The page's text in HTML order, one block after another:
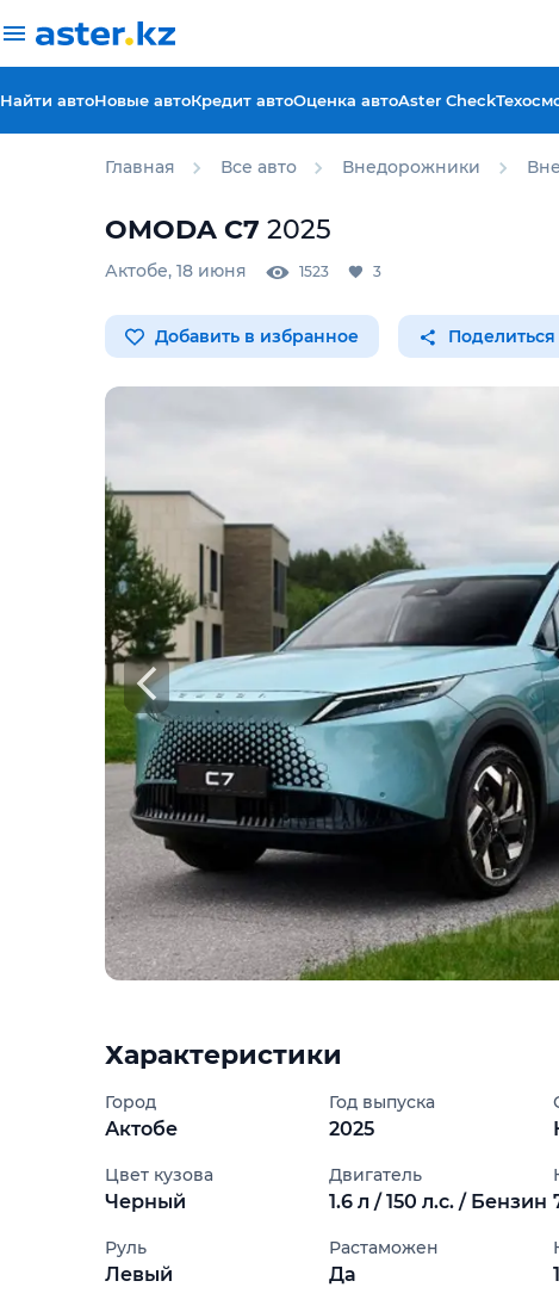
Найти автоНовые автоКредит автоОценка автоAster Check
Главная Все авто Внедорожники
OMODA C7 2025
Актобе, 18 июня 1523 3
Добавить в избранное Поделиться
Характеристики
Город
Актобе
Год выпуска
2025
Цвет кузова
Черный
Двигатель
1.6 л / 150 л.с. / Бензин
Руль
Левый
Растаможен
Да